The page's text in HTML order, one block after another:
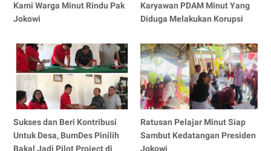
Kami Warga Minut Rindu Pak
Jokowi
Karyawan PDAM Minut Yang
Diduga Melakukan Korupsi
Sukses dan Beri Kontribusi
Untuk Desa, BumDes Pinilih
Bakal Jadi Pilot Project di
Ratusan Pelajar Minut Siap
Sambut Kedatangan Presiden
Jokowi